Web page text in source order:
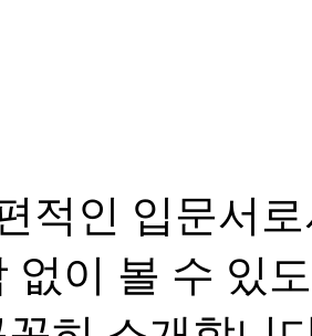
적인 입문서
없이 볼 수 있